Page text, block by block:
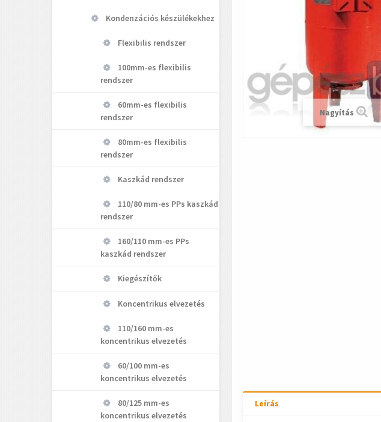
Kondenzációs készülékekhez
Flexibilis rendszer
100mm-es flexibilis
rendszer
60mm-es flexibilis
rendszer
80mm-es flexibilis
rendszer
Kaszkád rendszer
110/80 mm-es PPs kaszkád
rendszer
160/110 mm-es PPs
kaszkád rendszer
Kiegészítők
Koncentrikus elvezetés
110/160 mm-es
koncentrikus elvezetés
60/100 mm-es
koncentrikus elvezetés
80/125 mm-es
koncentrikus elvezetés
Nagyítás
Leírás